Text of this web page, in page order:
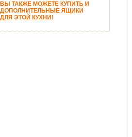
ВЫ ТАКЖЕ МОЖЕТЕ КУПИТЬ И
ДОПОЛНИТЕЛЬНЫЕ ЯЩИКИ
ДЛЯ ЭТОЙ КУХНИ!